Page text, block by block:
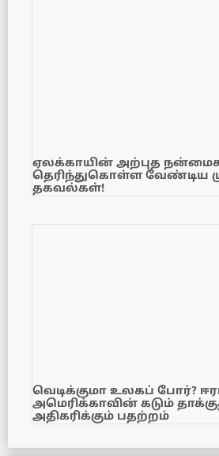
ஏலக்காயின் அற்புத
தெரிந்துகொள்ள வேண்டிய
தகவல்கள்!
வெடிக்குமா உலகப் போர்?
அமெரிக்காவின் கடும்
அதிகரிக்கும் பதற்றம்